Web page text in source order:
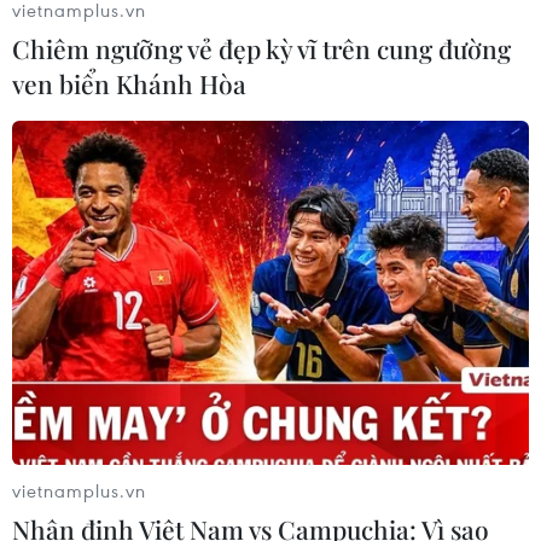
Xem thêm
CƠ QUAN CHỦ QUẢN: THÔNG TẤN XÃ VIỆT NAM
Tổng Biên tập: TRẦN TIẾN DUẨN
Phó Tổng Biên tập: NGUYỄN THỊ TÁM, KHÚC THANH
THỦY
Sở hữu trí tuệ
Quy định sử dụng
RSS
Hỗ trợ
Ngôn ngữ
vietnamplus.vn
Chiêm ngưỡng vẻ đẹp kỳ vĩ trên cung đường
ven biển Khánh Hòa
vietnamplus.vn
Nhận định Việt Nam vs Campuchia: Vì sao